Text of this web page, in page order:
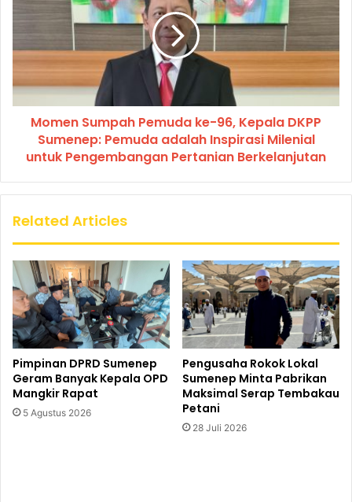
Momen Sumpah Pemuda ke-96, Kepala DKPP
Sumenep: Pemuda adalah Inspirasi Milenial
untuk Pengembangan Pertanian Berkelanjutan
Related Articles
Pimpinan DPRD Sumenep
Geram Banyak Kepala OPD
Mangkir Rapat
5 Agustus 2026
Pengusaha Rokok Lokal
Sumenep Minta Pabrikan
Maksimal Serap Tembakau
Petani
28 Juli 2026